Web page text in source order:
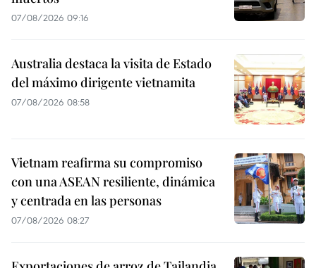
07/08/2026 09:16
Australia destaca la visita de Estado
del máximo dirigente vietnamita
07/08/2026 08:58
Vietnam reafirma su compromiso
con una ASEAN resiliente, dinámica
y centrada en las personas
07/08/2026 08:27